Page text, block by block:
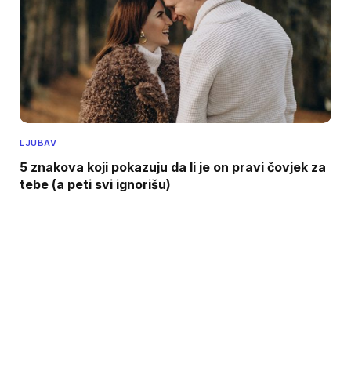
LJUBAV
5 znakova koji pokazuju da li je on pravi čovjek za
tebe (a peti svi ignorišu)